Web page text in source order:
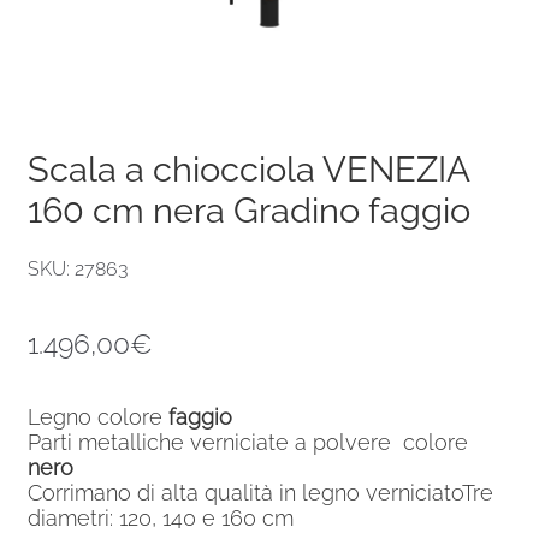
Scala a chiocciola VENEZIA
160 cm nera Gradino faggio
SKU: 27863
1.496,00€
Legno colore faggio
Parti metalliche verniciate a polvere colore
nero
Corrimano di alta qualità in legno verniciatoTre
diametri: 120, 140 e 160 cm